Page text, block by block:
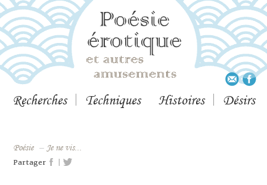
Recherches Techniques Histoires Désirs
Poésie – Je ne vis...
Partager |